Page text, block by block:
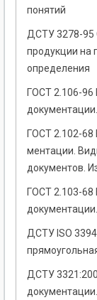
понятий
ДСТУ 3278-95
продукции на
определения
ГОСТ 2.106-96
ГОСТ 2.102-68
ментации.
документов.
ГОСТ 2.103-68
ДСТУ ISO
ДСТУ